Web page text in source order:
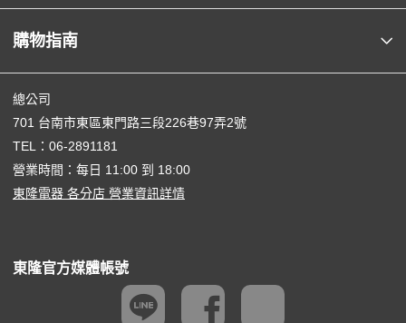
購物指南
總公司
701 台南市東區東門路三段226巷97弄2號
TEL： 06-2891181
營業時間：每日 11:00 到 18:00
東隆電器 各分店 營業資訊詳情
東隆官方媒體帳號